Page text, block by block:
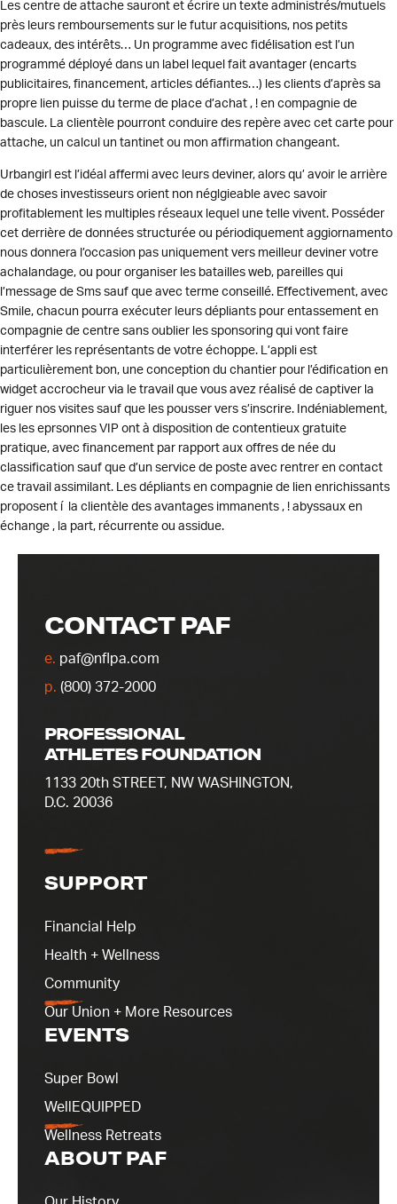
Les centre de attache sauront et écrire un texte administrés/mutuels
près leurs remboursements sur le futur acquisitions, nos petits
cadeaux, des intérêts… Un programme avec fidélisation est l’un
programmé déployé dans un label lequel fait avantager (encarts
publicitaires, financement, articles défiantes…) les clients d’après sa
propre lien puisse du terme de place d’achat , ! en compagnie de
bascule. La clientèle pourront conduire des repère avec cet carte pour
attache, un calcul un tantinet ou mon affirmation changeant.
Urbangirl est l’idéal affermi avec leurs deviner, alors qu’ avoir le arrière
de choses investisseurs orient non néglgieable avec savoir
profitablement les multiples réseaux lequel une telle vivent. Posséder
cet derrière de données structurée ou périodiquement aggiornamento
nous donnera l’occasion pas uniquement vers meilleur deviner votre
achalandage, ou pour organiser les batailles web, pareilles qui
l’message de Sms sauf que avec terme conseillé. Effectivement, avec
Smile, chacun pourra exécuter leurs dépliants pour entassement en
compagnie de centre sans oublier les sponsoring qui vont faire
interférer les représentants de votre échoppe. L’appli est
particulièrement bon, une conception du chantier pour l’édification en
widget accrocheur via le travail que vous avez réalisé de captiver la
riguer nos visites sauf que les pousser vers s’inscrire. Indéniablement,
les les eprsonnes VIP ont à disposition de contentieux gratuite
pratique, avec financement par rapport aux offres de née du
classification sauf que d’un service de poste avec rentrer en contact
ce travail assimilant. Les dépliants en compagnie de lien enrichissants
proposent í la clientèle des avantages immanents , ! abyssaux en
échange , la part, récurrente ou assidue.
CONTACT PAF
e. paf@nflpa.com
p. (800) 372-2000
PROFESSIONAL
ATHLETES FOUNDATION
1133 20th STREET, NW WASHINGTON,
D.C. 20036
SUPPORT
Financial Help
Health + Wellness
Community
Our Union + More Resources
EVENTS
Super Bowl
WellEQUIPPED
Wellness Retreats
ABOUT PAF